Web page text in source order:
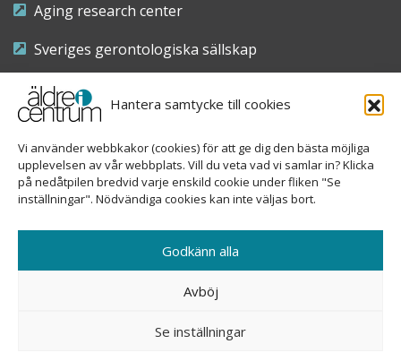
Hantera samtycke till cookies
Vi använder webbkakor (cookies) för att ge dig den bästa möjliga
upplevelsen av vår webbplats. Vill du veta vad vi samlar in? Klicka
på nedåtpilen bredvid varje enskild cookie under fliken "Se
inställningar". Nödvändiga cookies kan inte väljas bort.
Godkänn alla
Avböj
Se inställningar
Aging research center
Sveriges gerontologiska sällskap
Riksföreningen för sjuksköterskor inom äldre- och
demensvård
Nationellt kompetenscentrum anhöriga
Sveavägen 155, 113 46 Stockholm
08-690 58 84
info@aldreicentrum.se